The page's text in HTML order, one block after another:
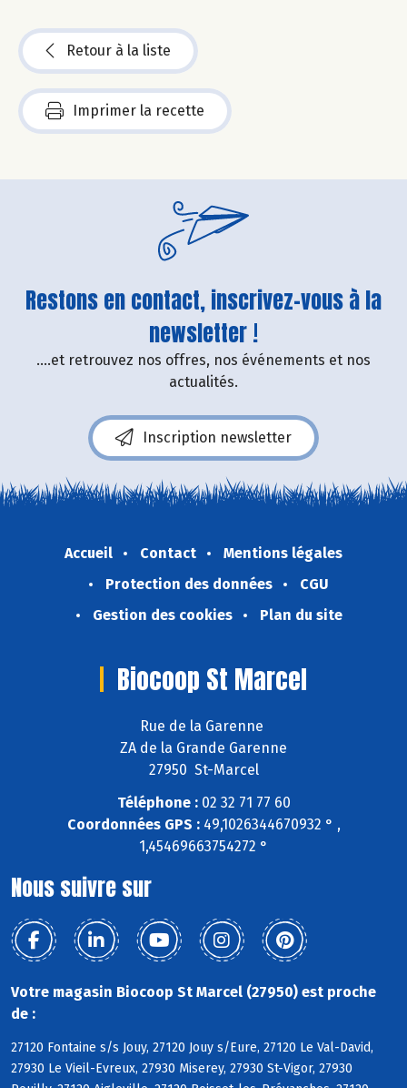
Retour à la liste
Imprimer la recette
Restons en contact, inscrivez-vous à la
newsletter !
....et retrouvez nos offres, nos événements et nos
actualités.
Inscription newsletter
Accueil Contact
Mentions légales
Protection des données
CGU
Gestion des cookies
Plan du site
Biocoop St Marcel
Rue de la Garenne
ZA de la Grande Garenne
27950 St-Marcel
Téléphone :02 32 71 77 60
Coordonnées GPS :49,1026344670932 ° ,
1,45469663754272 °
Nous suivre sur
Votre magasin Biocoop St Marcel (27950) est proche
de :
27120 Fontaine s/s Jouy, 27120 Jouy s/Eure, 27120 Le Val-David,
27930 Le Vieil-Evreux, 27930 Miserey, 27930 St-Vigor, 27930